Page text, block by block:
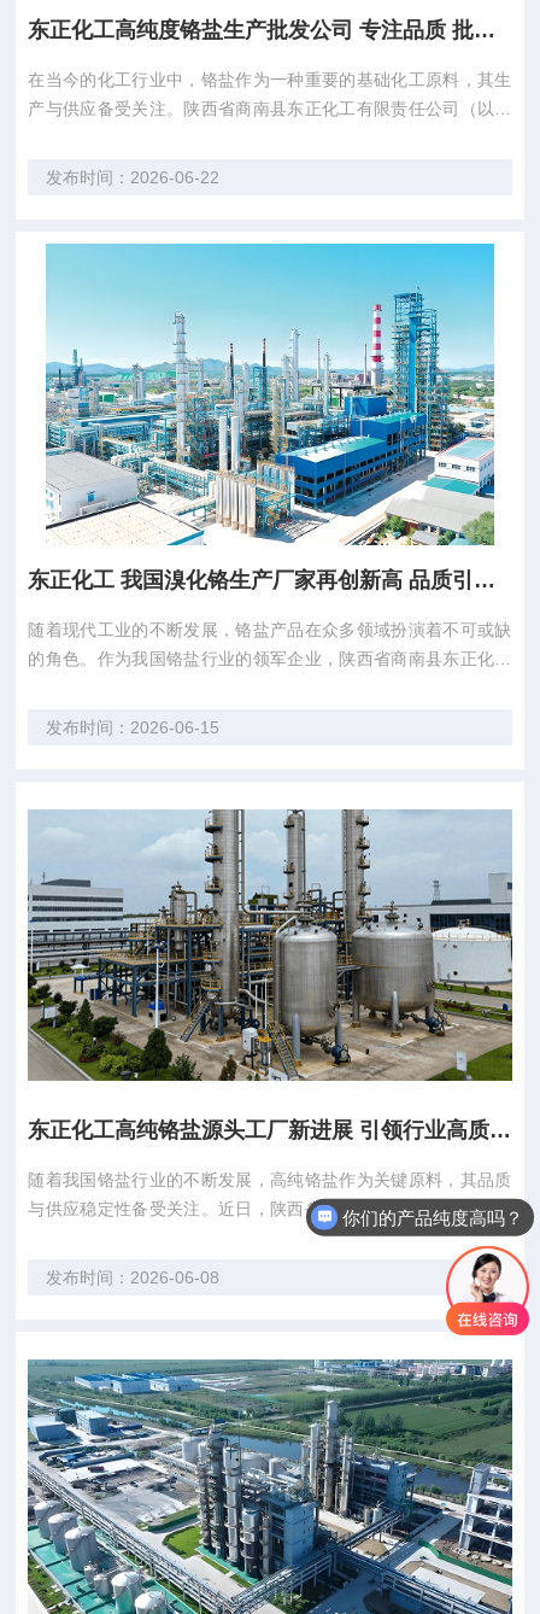
东正化工高纯度铬盐生产批发公司 专注品质 批发优惠 全国直销
在当今的化工行业中，铬盐作为一种重要的基础化工原料，其生
产与供应备受关注。陕西省商南县东正化工有限责任公司（以下
过30年的铬盐行业经验，成为了行业内的佼佼者。 东正化工的产
发布时间：2026-06-22
东正化工 我国溴化铬生产厂家再创新高 品质引领行业新风向
随着现代工业的不断发展，铬盐产品在众多领域扮演着不可或缺
的角色。作为我国铬盐行业的领军企业，陕西省商南县东正化工
的技术，为市场提供了高品质的溴化铬产品，为我国工业发展贡
发布时间：2026-06-15
东正化工高纯铬盐源头工厂新进展 引领行业高质量发展
随着我国铬盐行业的不断发展，高纯铬盐作为关键原料，其品质
与供应稳定性备受关注。近日，陕西省商南县东正化工有限责任
公司（以下简称“东正化工”）凭借其卓越的品质和丰富的行业经
验，再次成为行业焦点。 东正化工始建于1988年，1998年正式
注册，至今已有超30年的铬盐行业经验。公司始终秉持“质量第
发布时间：2026-06-08
你们的产品纯度高吗？